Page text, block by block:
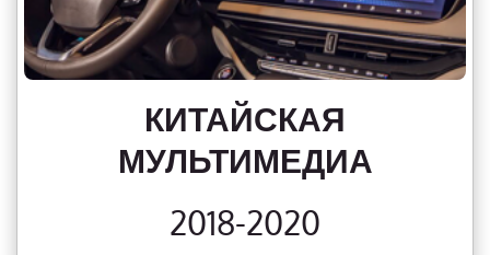
КИТАЙСКАЯ
МУЛЬТИМЕДИА
2018-2020